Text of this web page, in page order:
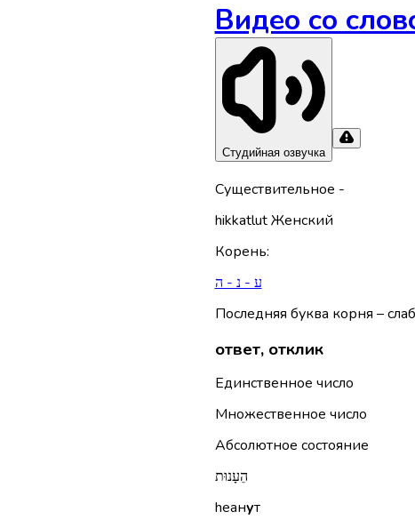
Видео со
Студийная озвучка
Существительное -
hikkatlut Женский
Корень:
ע - נ - ה
Последняя буква корня –
ответ, отклик
Единственное число
Множественное число
Абсолютное состояние
הֵעָנוּת
hеанут